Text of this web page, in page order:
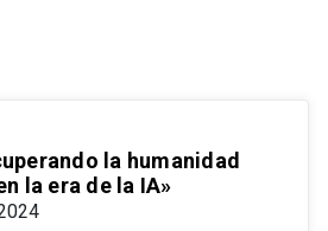
la humanidad
la era de la IA»